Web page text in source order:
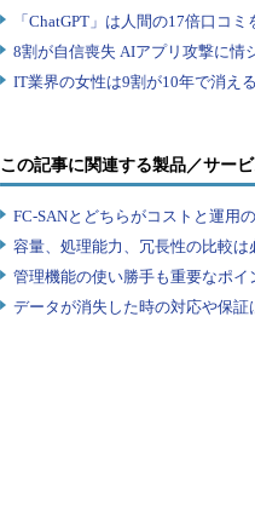
この記事に関連する製品／サー
FC-SANとどちらがコストと運用
容量、処理能力、冗長性の比較は
管理機能の使い勝手も重要なポイ
データが消失した時の対応や保